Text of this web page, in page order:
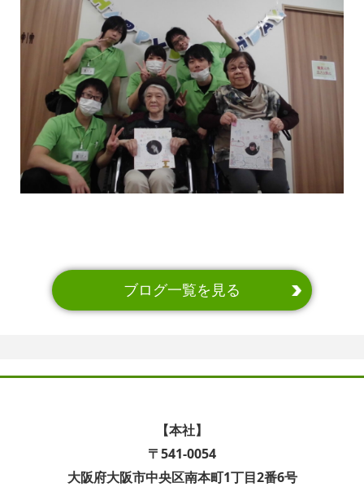
ブログ一覧を見る
【本社】
〒541-0054
大阪府大阪市中央区南本町1丁目2番6号